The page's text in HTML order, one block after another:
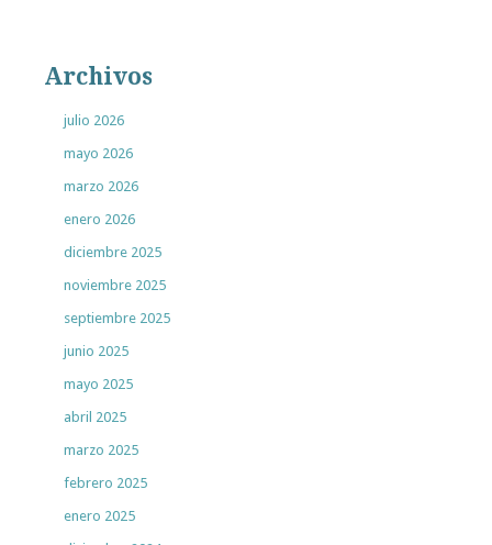
Archivos
julio 2026
mayo 2026
marzo 2026
enero 2026
diciembre 2025
noviembre 2025
septiembre 2025
junio 2025
mayo 2025
abril 2025
marzo 2025
febrero 2025
enero 2025